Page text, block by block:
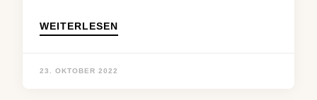
WEITERLESEN
23. OKTOBER 2022